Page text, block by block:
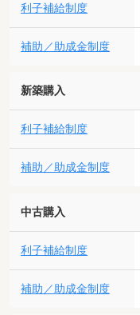
利子補給制度
補助／助成金制度
新築購入
利子補給制度
補助／助成金制度
中古購入
利子補給制度
補助／助成金制度